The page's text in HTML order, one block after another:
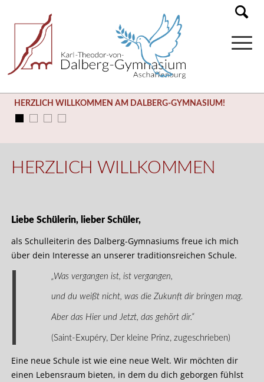
SOMMERFERIEN (03.08. – 14.09.)
HERZLICH WILLKOMMEN
Liebe Schülerin, lieber Schüler,
als Schulleiterin des Dalberg-Gymnasiums freue ich mich
über dein Interesse an unserer traditionsreichen Schule.
„Was vergangen ist, ist vergangen,
und du weißt nicht, was die Zukunft dir bringen mag.
Aber das Hier und Jetzt, das gehört dir.“
(Saint-Exupéry, Der kleine Prinz, zugeschrieben)
Eine neue Schule ist wie eine neue Welt. Wir möchten dir
einen Lebensraum bieten, in dem du dich geborgen fühlst